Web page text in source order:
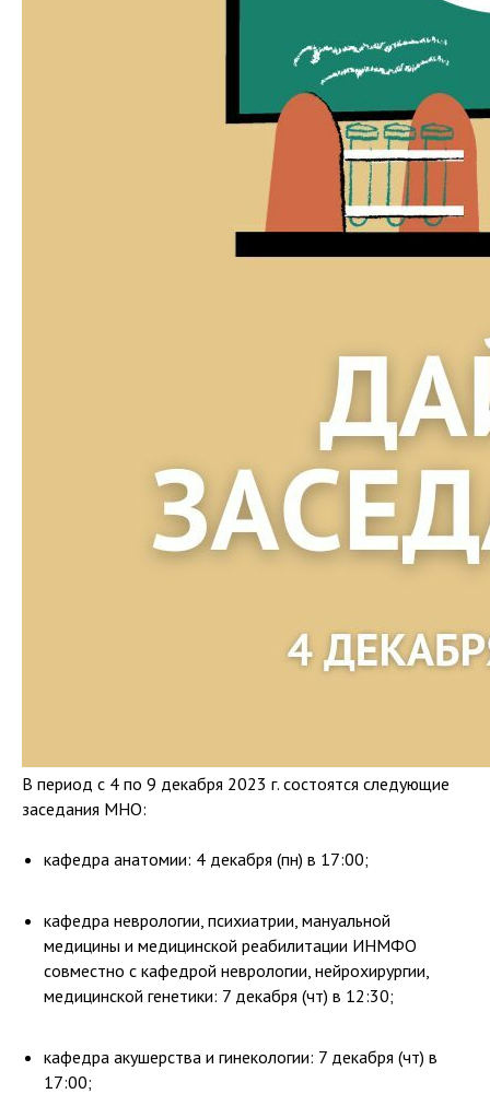
В период с 4 по 9 декабря 2023 г. состоятся следующие
заседания МНО:
кафедра анатомии: 4 декабря (пн) в 17:00;
кафедра неврологии, психиатрии, мануальной
медицины и медицинской реабилитации ИНМФО
совместно с кафедрой неврологии, нейрохирургии,
медицинской генетики: 7 декабря (чт) в 12:30;
кафедра акушерства и гинекологии: 7 декабря (чт) в
17:00;